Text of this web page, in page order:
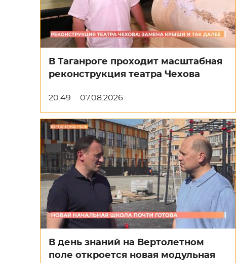
В Таганроге проходит масштабная
реконструкция театра Чехова
20:49 07.08.2026
В день знаний на Вертолетном
поле откроется новая модульная